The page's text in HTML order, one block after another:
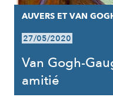
AUVERS ET VAN
27/05/2020
Van Gogh-
amitié